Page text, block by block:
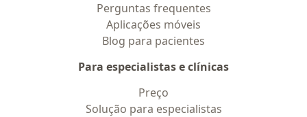
Perguntas frequentes
Aplicações móveis
Blog para pacientes
Para especialistas e clínicas
Preço
Solução para especialistas